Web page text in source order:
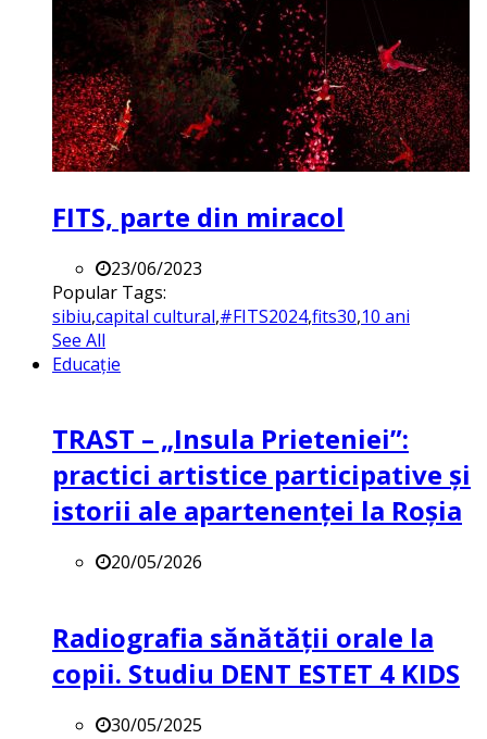
FITS, parte din miracol
23/06/2023
Popular Tags:
sibiu,capital cultural,#FITS2024,fits30,10 ani
See All
Educație
TRAST – „Insula Prieteniei”:
practici artistice participative și
istorii ale apartenenței la Roșia
20/05/2026
Radiografia sănătății orale la
copii. Studiu DENT ESTET 4 KIDS
30/05/2025